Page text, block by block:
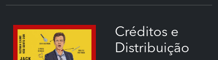
Créditos e
Distribuição